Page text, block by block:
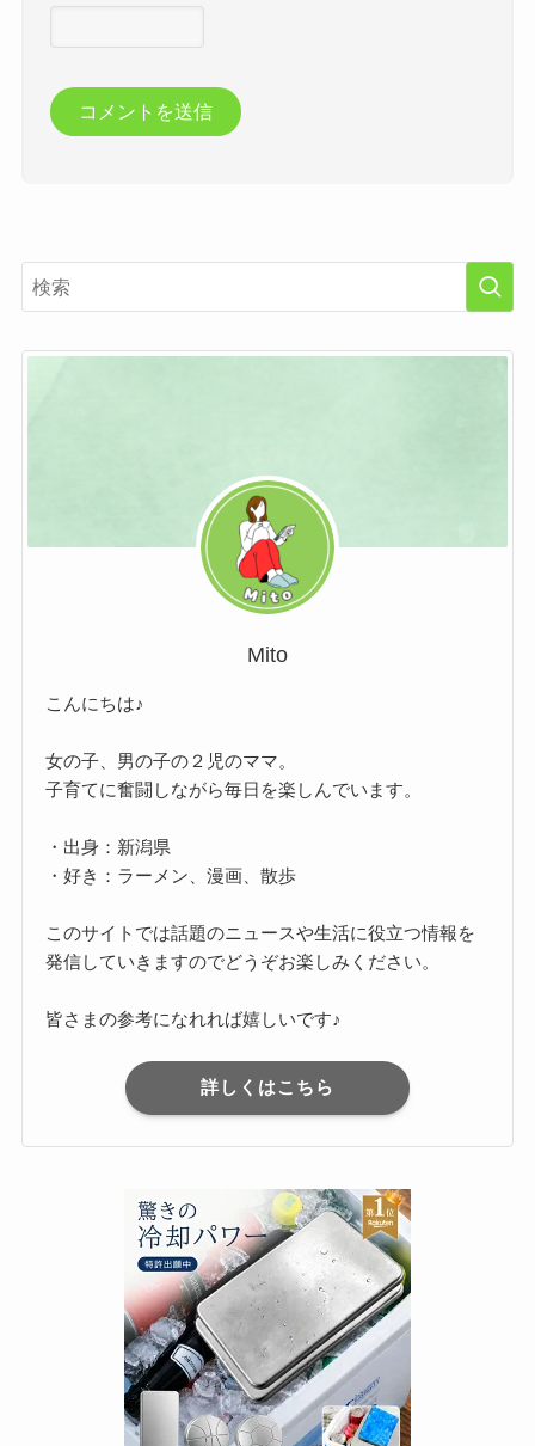
Mito
こんにちは♪
女の子、男の子の２児のママ。
子育てに奮闘しながら毎日を楽しんでいます。
・出身：新潟県
・好き：ラーメン、漫画、散歩
このサイトでは話題のニュースや生活に役立つ情報を
発信していきますのでどうぞお楽しみください。
皆さまの参考になれれば嬉しいです♪
詳しくはこちら